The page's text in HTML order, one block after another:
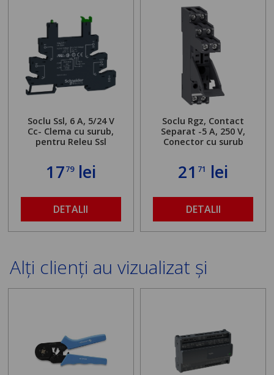
Soclu Ssl, 6 A, 5/24 V
Cc- Clema cu surub,
pentru Releu Ssl
1779lei
DETALII
Soclu Rgz, Contact
Separat -5 A, 250 V,
Conector cu surub
21 71 lei
DETALII
Alți clienți au vizualizat și